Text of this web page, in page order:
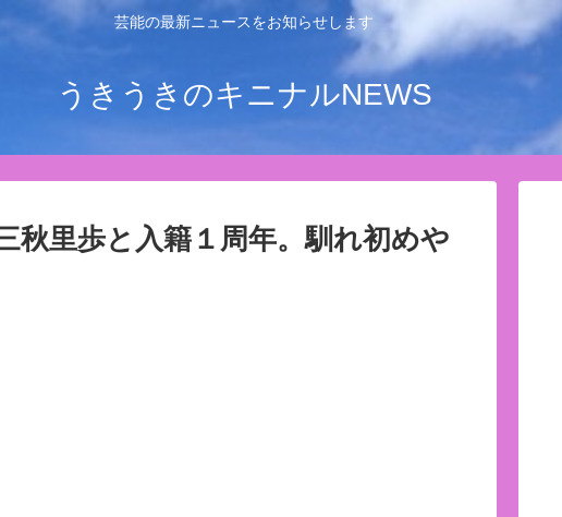
芸能の最新ニュースをお知らせします
うきうきのキニナルNEWS
里歩と入籍１周年。馴れ初めや